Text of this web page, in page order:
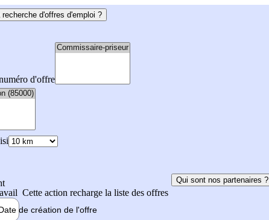
d'offres d'emploi ?
d'offre
Cette action recharge la liste des offres
Qui sont nos partenaires ?
de création de l'offre